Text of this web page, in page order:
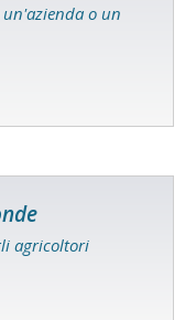
o un
agricoltori